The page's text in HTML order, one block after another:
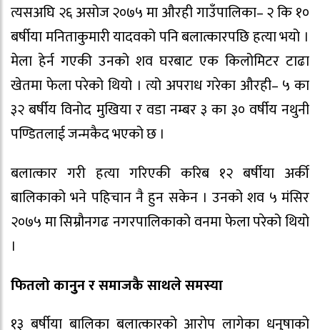
त्यसअघि २६ असोज २०७५ मा औरही गाउँपालिका– २ कि १०
बर्षीया मनिताकुमारी यादवको पनि बलात्कारपछि हत्या भयो ।
मेला हेर्न गएकी उनको शव घरबाट एक किलोमिटर टाढा
खेतमा फेला परेको थियो । त्यो अपराध गरेका औरही– ५ का
३२ बर्षीय विनोद मुखिया र वडा नम्बर ३ का ३० वर्षीय नथुनी
पण्डितलाई जन्मकैद भएको छ ।
बलात्कार गरी हत्या गरिएकी करिब १२ बर्षीया अर्की
बालिकाको भने पहिचान नै हुन सकेन । उनको शव ५ मंसिर
२०७५ मा सिम्रौनगढ नगरपालिकाको वनमा फेला परेको थियो
।
फितलो कानुुन र समाजकै साथले समस्या
१३ बर्षीया बालिका बलात्कारको आरोप लागेका धनुषाको